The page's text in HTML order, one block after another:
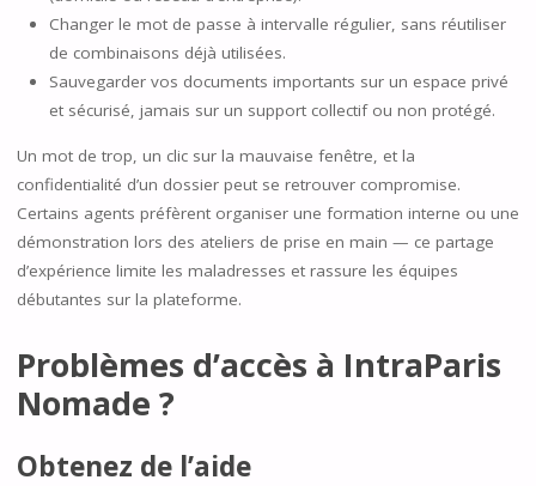
Changer le mot de passe à intervalle régulier, sans réutiliser
de combinaisons déjà utilisées.
Sauvegarder vos documents importants sur un espace privé
et sécurisé, jamais sur un support collectif ou non protégé.
Un mot de trop, un clic sur la mauvaise fenêtre, et la
confidentialité d’un dossier peut se retrouver compromise.
Certains agents préfèrent organiser une formation interne ou une
démonstration lors des ateliers de prise en main — ce partage
d’expérience limite les maladresses et rassure les équipes
débutantes sur la plateforme.
Problèmes d’accès à IntraParis
Nomade ?
Obtenez de l’aide